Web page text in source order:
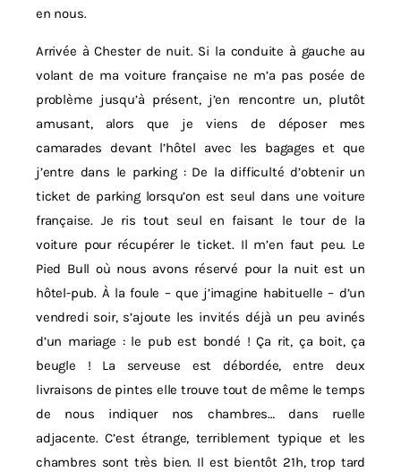
en nous.
Arrivée à Chester de nuit. Si la conduite à gauche au
volant de ma voiture française ne m’a pas posée de
problème jusqu’à présent, j’en rencontre un, plutôt
amusant, alors que je viens de déposer mes
camarades devant l’hôtel avec les bagages et que
j’entre dans le parking : De la difficulté d’obtenir un
ticket de parking lorsqu’on est seul dans une voiture
française. Je ris tout seul en faisant le tour de la
voiture pour récupérer le ticket. Il m’en faut peu. Le
Pied Bull où nous avons réservé pour la nuit est un
hôtel-pub. À la foule – que j’imagine habituelle – d’un
vendredi soir, s’ajoute les invités déjà un peu avinés
d’un mariage : le pub est bondé ! Ça rit, ça boit, ça
beugle ! La serveuse est débordée, entre deux
livraisons de pintes elle trouve tout de même le temps
de nous indiquer nos chambres… dans ruelle
adjacente. C’est étrange, terriblement typique et les
chambres sont très bien. Il est bientôt 21h, trop tard